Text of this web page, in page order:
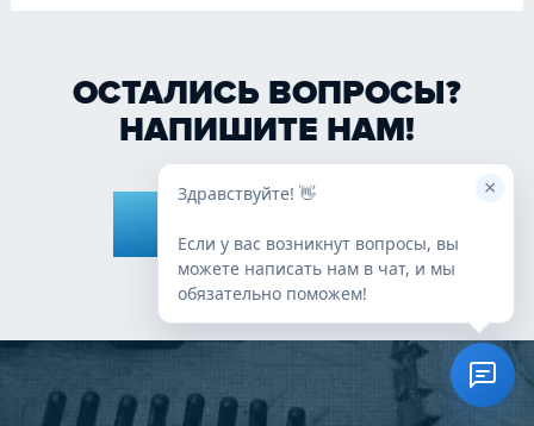
Здравствуйте! 👋
Если у вас возникнут вопросы, вы
можете написать нам в чат, и мы
обязательно поможем!
×
ОСТАЛИСЬ ВОПРОСЫ?
НАПИШИТЕ НАМ!